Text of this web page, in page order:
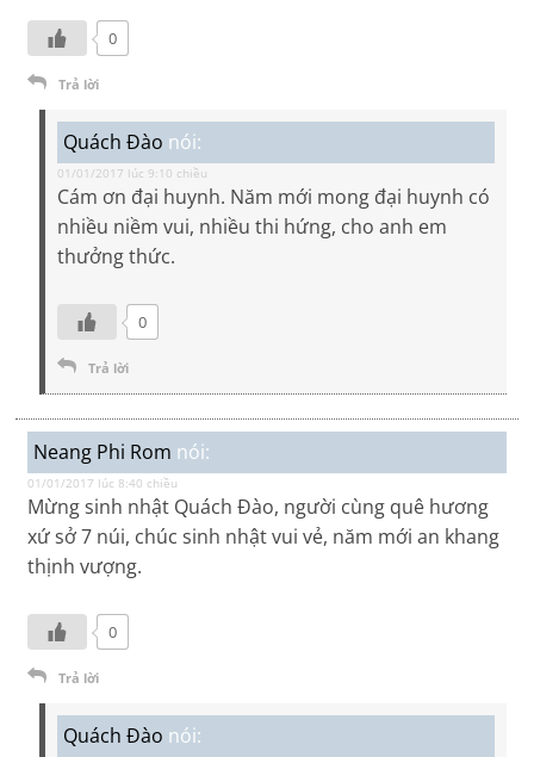
0
Trả lời
Quách Đào nói:
01/01/2017 lúc 9:10 chiều
Cám ơn đại huynh. Năm mới mong đại huynh có
nhiều niềm vui, nhiều thi hứng, cho anh em
thưởng thức.
0
Trả lời
Neang Phi Rom nói:
01/01/2017 lúc 8:40 chiều
Mừng sinh nhật Quách Đào, người cùng quê hương
xứ sở 7 núi, chúc sinh nhật vui vẻ, năm mới an khang
thịnh vượng.
0
Trả lời
Quách Đào nói: